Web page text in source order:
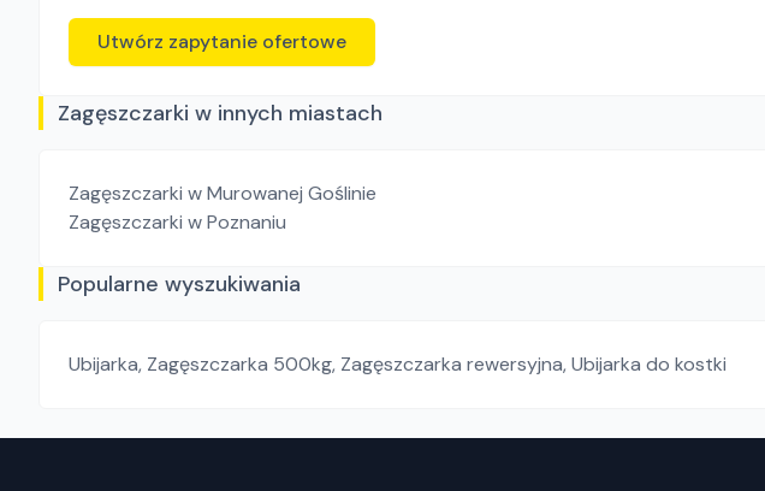
Utwórz zapytanie ofertowe
Zagęszczarki w innych miastach
Zagęszczarki w Murowanej Goślinie
Zagęszczarki w Poznaniu
Popularne wyszukiwania
Ubijarka, Zagęszczarka 500kg, Zagęszczarka rewersyjna,Ubijarka do kostki